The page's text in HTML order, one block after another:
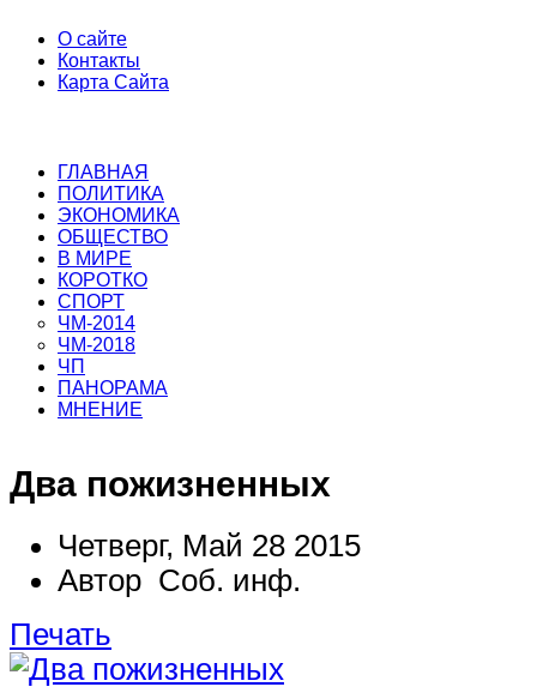
О сайте
Контакты
Карта Сайта
ГЛАВНАЯ
ПОЛИТИКА
ЭКОНОМИКА
ОБЩЕСТВО
В МИРЕ
КОРОТКО
СПОРТ
ЧМ-2014
ЧМ-2018
ЧП
ПАНОРАМА
МНЕНИЕ
Два пожизненных
Четверг, Май 28 2015
Автор Соб. инф.
Печать